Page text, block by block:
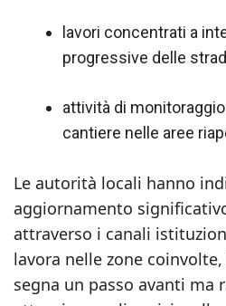
lavori concentrati a
progressive delle
attività di
cantiere nelle aree
Le autorità locali hanno
aggiornamento
attraverso i canali
lavora nelle zone
segna un passo avanti ma